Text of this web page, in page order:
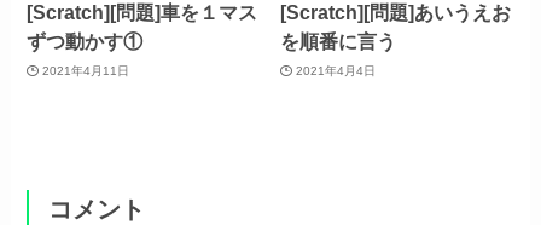
[Scratch][問題]車を１マス
ずつ動かす①
2021年4月11日
[Scratch][問題]あいうえお
を順番に言う
2021年4月4日
コメント